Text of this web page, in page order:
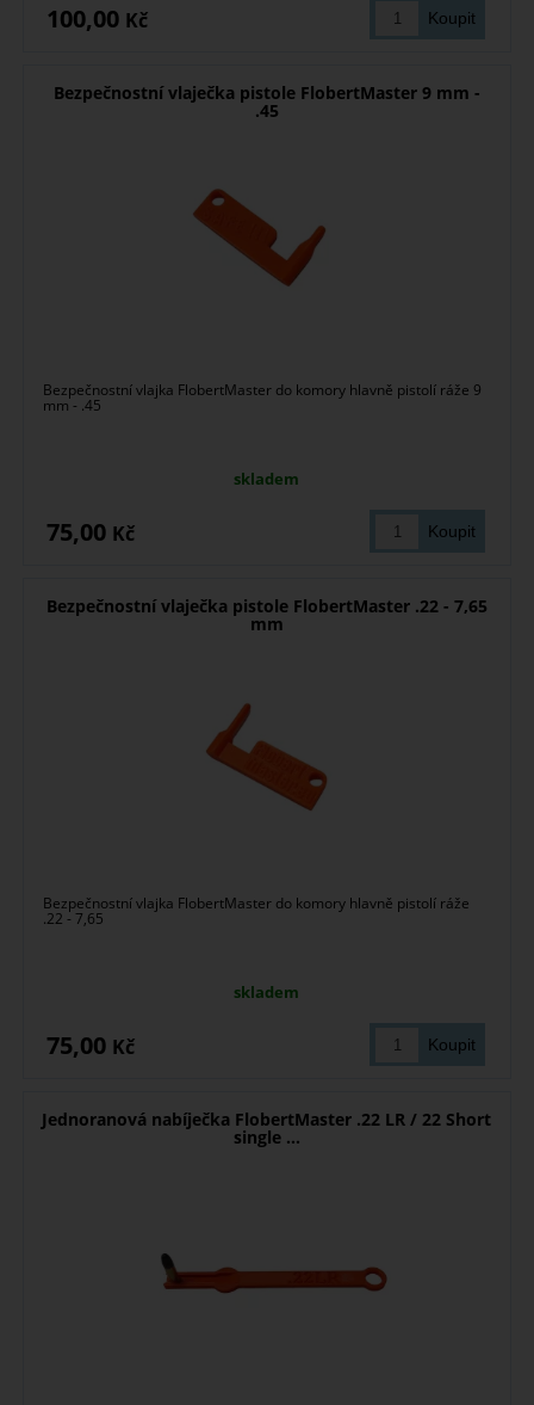
100,00 Kč
Bezpečnostní vlaječka pistole FlobertMaster 9 mm -
.45
Bezpečnostní vlajka FlobertMaster do komory hlavně pistolí ráže 9
mm - .45
skladem
75,00 Kč
Bezpečnostní vlaječka pistole FlobertMaster .22 - 7,65
mm
Bezpečnostní vlajka FlobertMaster do komory hlavně pistolí ráže
.22 - 7,65
skladem
75,00 Kč
Jednoranová nabíječka FlobertMaster .22 LR / 22 Short
single ...